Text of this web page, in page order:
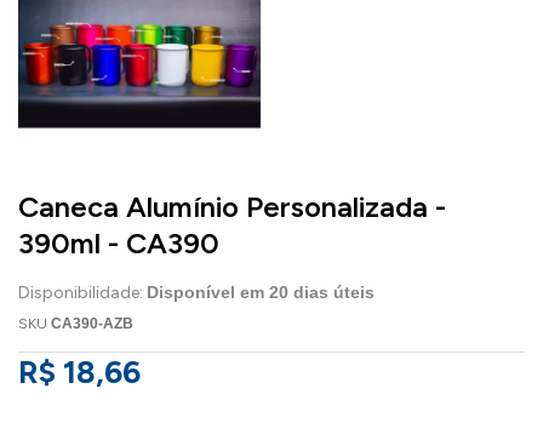
Caneca Alumínio Personalizada -
390ml - CA390
Disponibilidade: Disponível em 20 dias úteis
SKU CA390-AZB
R$ 18,66